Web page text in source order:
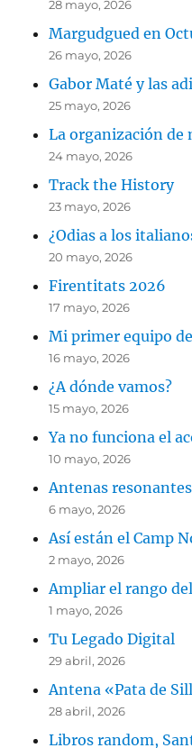
28 mayo, 2026
Margudgued en
26 mayo, 2026
Gabor Maté y las
25 mayo, 2026
La organización de
24 mayo, 2026
Track the History
23 mayo, 2026
¿Odias a los
20 mayo, 2026
Firentitats 2026
17 mayo, 2026
Mi primer equipo
16 mayo, 2026
¿A dónde vamos?
15 mayo, 2026
Ya no funciona el
10 mayo, 2026
Antenas
6 mayo, 2026
Así están el Camp
2 mayo, 2026
Ampliar el rango
1 mayo, 2026
Tu Legado Digital
29 abril, 2026
Antena «Pata de
28 abril, 2026
Libros random,